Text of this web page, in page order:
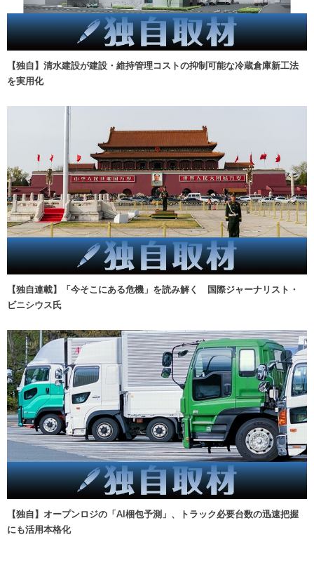
【独自】清水建設が建設・維持管理コストの抑制可能な冷蔵倉庫新工法
を実用化
【独自連載】「今そこにある危機」を読み解く 国際ジャーナリスト・
ビニシウス氏
【独自】オープンロジの「AI梱包予測」、トラック必要台数の迅速把握
にも活用本格化